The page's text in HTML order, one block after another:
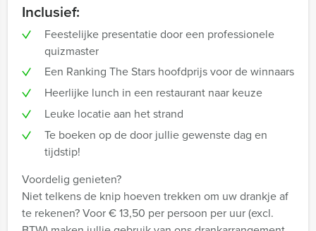
Inclusief:
Feestelijke presentatie door een professionele
quizmaster
Een Ranking The Stars hoofdprijs voor de winnaars
Heerlijke lunch in een restaurant naar keuze
Leuke locatie aan het strand
Te boeken op de door jullie gewenste dag en
tijdstip!
Voordelig genieten?
Niet telkens de knip hoeven trekken om uw drankje af
te rekenen? Voor € 13,50 per persoon per uur (excl.